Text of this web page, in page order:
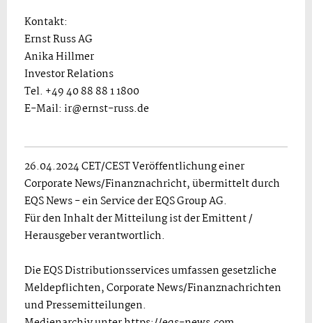
Kontakt:
Ernst Russ AG
Anika Hillmer
Investor Relations
Tel. +49 40 88 88 1 1800
E-Mail: ir@ernst-russ.de
26.04.2024 CET/CEST Veröffentlichung einer
Corporate News/Finanznachricht, übermittelt durch
EQS News - ein Service der EQS Group AG.
Für den Inhalt der Mitteilung ist der Emittent /
Herausgeber verantwortlich.
Die EQS Distributionsservices umfassen gesetzliche
Meldepflichten, Corporate News/Finanznachrichten
und Pressemitteilungen.